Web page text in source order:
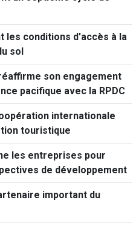
les conditions d'accès à la
sol
son engagement
pacifique avec la RPDC
internationale
touristique
les entreprises pour
de développement
important du